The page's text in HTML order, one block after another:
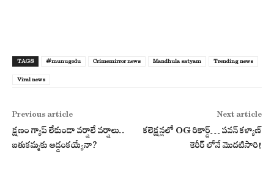
TAGS #munugodu Crimemirror news Mandhula satyam Trending news
Viral news
Previous article
క్షణం గ్యాప్ లేకుండా వర్షాలే వర్షాలు..
బతుకమ్మకు అడ్డంకయ్యేనా?
Next article
కలెక్షన్లలో OG రికార్డ్… పవన్ కళ్యాణ్
కెరీర్ లోనే మొదటిసారి!